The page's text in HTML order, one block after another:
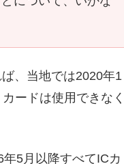
、当地では2020年1
ードは使用できなく
5月以降すべてICカ